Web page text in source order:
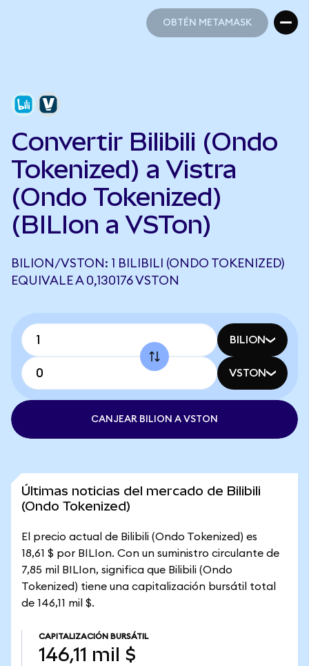
OBTÉN METAMASK
Convertir Bilibili (Ondo
Tokenized) a Vistra
(Ondo Tokenized)
(BILIon a VSTon)
BILION/VSTON: 1 BILIBILI (ONDO TOKENIZED)
EQUIVALE A 0,130176 VSTON
BILION
VSTON
CANJEAR BILION A VSTON
Últimas noticias del mercado de Bilibili
(Ondo Tokenized)
El precio actual de Bilibili (Ondo Tokenized) es
18,61 $ por BILIon. Con un suministro circulante de
7,85 mil BILIon, significa que Bilibili (Ondo
Tokenized) tiene una capitalización bursátil total
de 146,11 mil $.
CAPITALIZACIÓN BURSÁTIL
146,11 mil $